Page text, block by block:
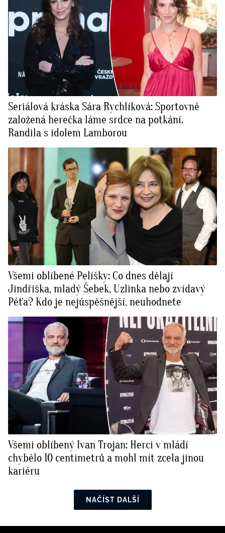
Seriálová kráska Sára Rychlíková: Sportovně
založená herečka láme srdce na potkání.
Randila s idolem Lamborou
Všemi oblíbené Pelíšky: Co dnes dělají
Jindřiška, mladý Šebek, Uzlinka nebo zvídavý
Péťa? Kdo je nejúspěšnější, neuhodnete
Všemi oblíbený Ivan Trojan: Herci v mládí
chybělo 10 centimetrů a mohl mít zcela jinou
kariéru
NAČÍST DALŠÍ